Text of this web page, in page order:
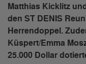
Matthias Kicklitz
den ST DENIS
Herrendoppel.
Küspert/Emma
25.000 Dollar